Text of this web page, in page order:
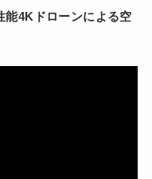
能4Kドローンによる空